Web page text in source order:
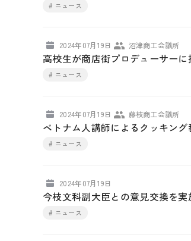
# ニュース
2024年07月19日 沼津商工会議所
高校生が商店街プロデューサーに
# ニュース
2024年07月19日 藤枝商工会議所
ベトナム人講師によるクッキン
# ニュース
2024年07月19日
今枝文科副大臣との意見交換を実
# ニュース